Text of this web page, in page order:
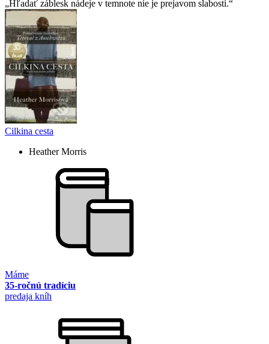
Hľadať záblesk nádeje v temnote nie je prejavom slabosti.
Cilkina cesta
Heather Morris
Máme
35-ročnú tradíciu
predaja kníh